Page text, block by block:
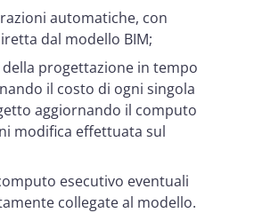
automatiche, con
dal modello BIM;
progettazione in tempo
il costo di ogni singola
aggiornando il computo
modifica effettuata sul
esecutivo eventuali
collegate al modello.